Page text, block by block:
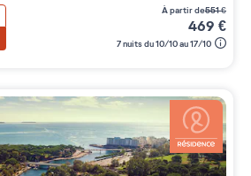
à partir de551€
469 €
7 nuits du 10/10 au 17/10